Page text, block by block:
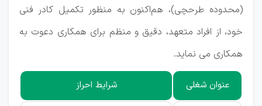
(محدوده طرحچی)، هم‌اکنون به منظور تکمیل کادر فنی
خود، از افراد متعهد، دقیق و منظم برای همکاری دعوت به
همکاری می نماید.
عنوان شغلی شرایط احراز